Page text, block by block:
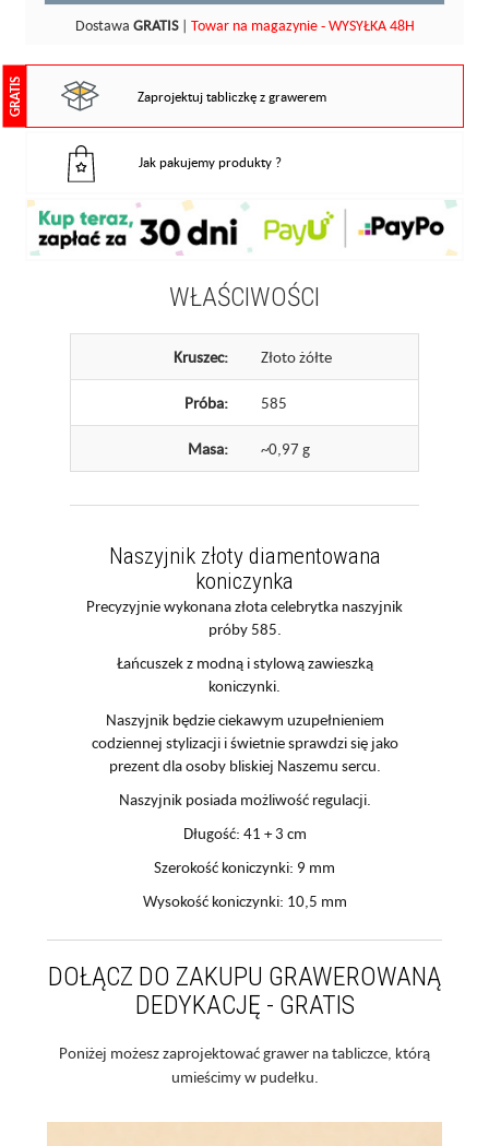
Dostawa GRATIS| Towar na magazynie - WYSYŁKA 48H
GRATIS Zaprojektuj tabliczkę z grawerem
Jak pakujemy produkty ?
WŁAŚCIWOŚCI
Kruszec: Złoto żółte
Próba: 585
Masa: ~0,97 g
Naszyjnik złoty diamentowana
koniczynka
Precyzyjnie wykonana złota celebrytka naszyjnik
próby 585.
Łańcuszek z modną i stylową zawieszką
koniczynki.
Naszyjnik będzie ciekawym uzupełnieniem
codziennej stylizacji i świetnie sprawdzi się jako
prezent dla osoby bliskiej Naszemu sercu.
Naszyjnik posiada możliwość regulacji.
Długość: 41 + 3 cm
Szerokość koniczynki: 9 mm
Wysokość koniczynki: 10,5 mm
DOŁĄCZ DO ZAKUPU GRAWEROWANĄ
DEDYKACJĘ - GRATIS
Poniżej możesz zaprojektować grawer na tabliczce, którą
umieścimy w pudełku.